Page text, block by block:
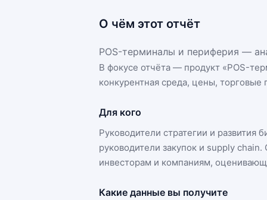
О чём этот отчёт
POS-терминалы и периферия —
В фокусе отчёта — продукт «POS-
конкурентная среда, цены, торговые
Для кого
Руководители стратегии и
руководители закупок и supply
инвесторам и компаниям,
Какие данные вы получите